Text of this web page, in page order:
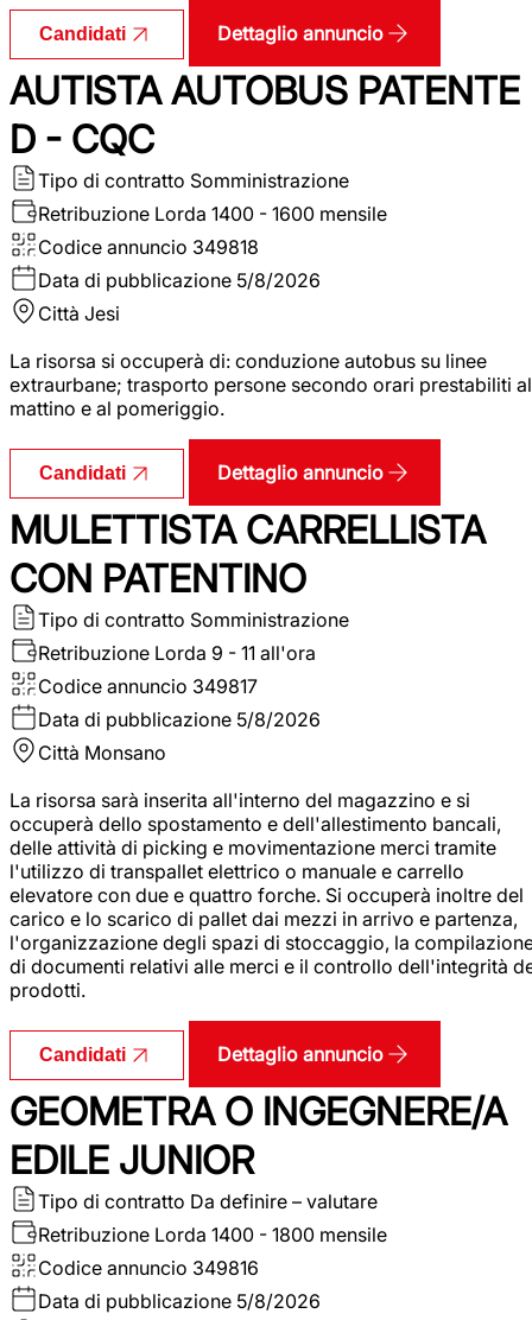
Candidati Dettaglio annuncio
AUTISTA AUTOBUS PATENTE
D - CQC
Tipo di contratto Somministrazione
Retribuzione Lorda 1400 - 1600 mensile
Codice annuncio 349818
Data di pubblicazione 5/8/2026
Città Jesi
La risorsa si occuperà di: conduzione autobus su linee
extraurbane; trasporto persone secondo orari prestabiliti al
mattino e al pomeriggio.
Candidati Dettaglio annuncio
MULETTISTA CARRELLISTA
CON PATENTINO
Tipo di contratto Somministrazione
Retribuzione Lorda 9 - 11 all'ora
Codice annuncio 349817
Data di pubblicazione 5/8/2026
Città Monsano
La risorsa sarà inserita all'interno del magazzino e si
occuperà dello spostamento e dell'allestimento bancali,
delle attività di picking e movimentazione merci tramite
l'utilizzo di transpallet elettrico o manuale e carrello
elevatore con due e quattro forche. Si occuperà inoltre del
carico e lo scarico di pallet dai mezzi in arrivo e partenza,
l'organizzazione degli spazi di stoccaggio, la
di documenti relativi alle merci e il controllo dell'integrità
prodotti.
Candidati Dettaglio annuncio
GEOMETRA O INGEGNERE/A
EDILE JUNIOR
Tipo di contratto Da definire – valutare
Retribuzione Lorda 1400 - 1800 mensile
Codice annuncio 349816
Data di pubblicazione 5/8/2026